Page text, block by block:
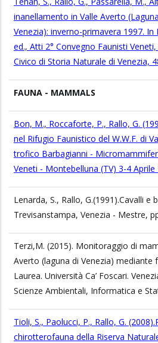
inanellamento in Valle Averto
Venezia): inverno-primavera 1997. In
ed., Atti 2° Convegno Faunisti
Civico di Storia Naturale di Venezia,
FAUNA - MAMMALS
Bon, M., Roccaforte, P., Rallo, G.
nel Rifugio Faunistico del W.W.F. di
trofico Barbagianni -
Veneti - Montebelluna (TV) 3-4 Aprile
Lenarda, S., Rallo, G.(1991).Cavalli e
Trevisanstampa, Venezia - Mestre,
Terzi,M. (2015). Monitoraggio di
Averto (laguna di Venezia)
Laurea. Università Ca’ Foscari.
Scienze Ambientali, Informatica e
Tioli, S., Paolucci, P., Rallo, G.
chirotterofauna della Riserva